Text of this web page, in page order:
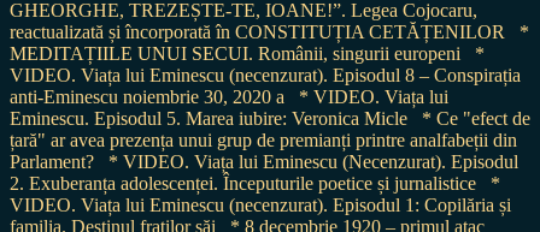
GHEORGHE, TREZEȘTE-TE, IOANE!”. Legea Cojocaru,
reactualizată și încorporată în CONSTITUȚIA CETĂȚENILOR
*
MEDITAȚIILE UNUI SECUI. Românii, singurii europeni
*
VIDEO. Viața lui Eminescu (necenzurat). Episodul 8 – Conspirația
anti-Eminescu noiembrie 30, 2020 a
* VIDEO. Viața lui
Eminescu. Episodul 5. Marea iubire: Veronica Micle
* Ce "efect de
țară" ar avea prezența unui grup de premianți printre analfabeții din
Parlament?
* VIDEO. Viața lui Eminescu (Necenzurat). Episodul
2. Exuberanța adolescenței. Începuturile poetice și jurnalistice
*
VIDEO. Viața lui Eminescu (necenzurat). Episodul 1: Copilăria și
familia. Destinul fraților săi
* 8 decembrie 1920 – primul atac